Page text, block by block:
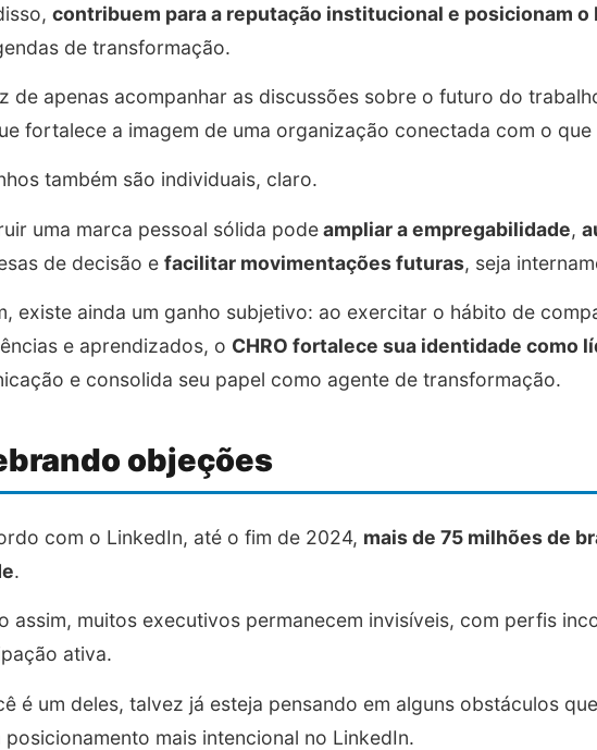
contribuem para a reputação institucional e posicionam o
de transformação.
de apenas acompanhar as discussões sobre o futuro do
fortalece a imagem de uma organização conectada com o que
também são individuais, claro.
uma marca pessoal sólida podeampliar a empregabilidade,
de decisão e facilitar movimentações futuras, seja
existe ainda um ganho subjetivo: ao exercitar o hábito de
e aprendizados, o CHRO fortalece sua identidade como
e consolida seu papel como agente de transformação.
objeções
com o LinkedIn, até o fim de 2024, mais de 75 milhões de
.
assim, muitos executivos permanecem invisíveis, com perfis
ativa.
é um deles, talvez já esteja pensando em alguns obstáculos
posicionamento mais intencional no LinkedIn.